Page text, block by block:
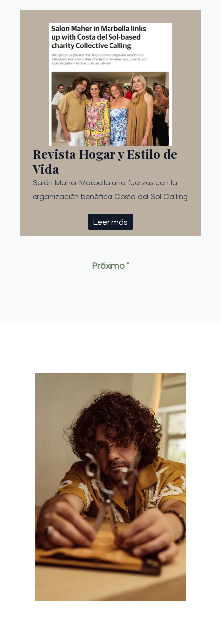
Revista Hogar y Estilo de
Vida
Salón Maher Marbella une fuerzas con la
organización benéfica Costa del Sol Calling
Leer más
Próximo "